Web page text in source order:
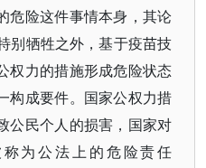
危险这件事情本身，其论
别牺牲之外，基于疫苗技
权力的措施形成危险状态
构成要件。国家公权力措
公民个人的损害，国家对
为公法上的危险责任